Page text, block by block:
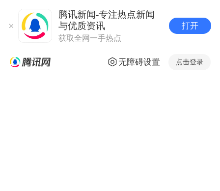
腾讯新闻-专注热点新闻
与优质资讯
获取全网一手热点
打开
无障碍设置 点击登录